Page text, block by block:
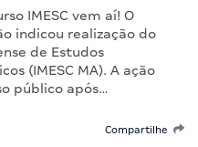
IMESC vem aí! O
indicou realização do
de Estudos
(IMESC MA). A ação
público após…
Compartilhe